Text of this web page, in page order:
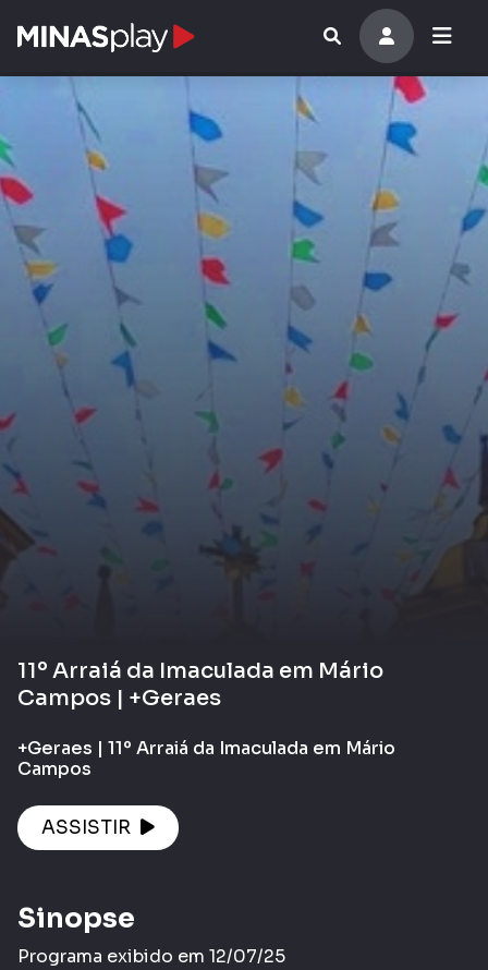
11º Arraiá da Imaculada em Mário
Campos | +Geraes
+Geraes | 11º Arraiá da Imaculada em Mário
Campos
ASSISTIR
Sinopse
Programa exibido em 12/07/25